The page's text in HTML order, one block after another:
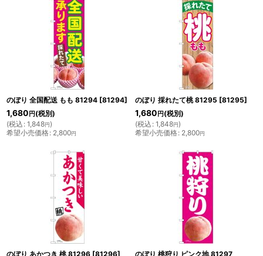
のぼり 全国配送 もも 81294 [81294]
1,680 円 (税別)
(税込 : 1,848円)
希望小売価格: 2,800円
のぼり 採れたて桃 81295 [81295]
1,680 円 (税別)
(税込 : 1,848円)
希望小売価格: 2,800円
のぼり あかつき 桃 81296 [81296]
のぼり 桃狩り ピンク地 81297